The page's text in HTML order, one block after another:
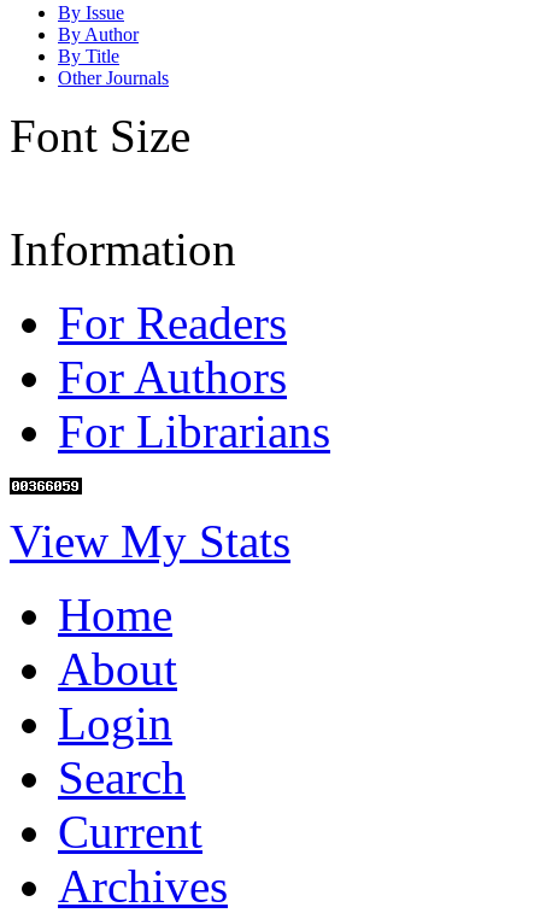
By Issue
By Author
By Title
Other Journals
Font Size
Information
For Readers
For Authors
For Librarians
View My Stats
Home
About
Login
Search
Current
Archives